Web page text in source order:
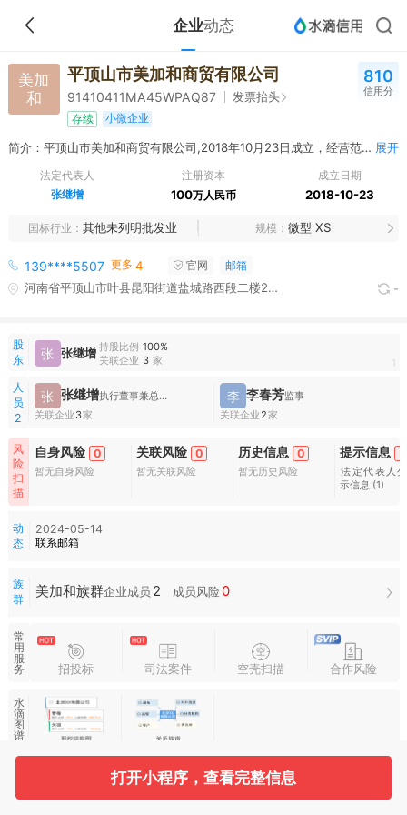
企业动态
美加
和
平顶山市美加和商贸有限公司
91410411MA45WPAQ87 发票抬头
存续 小微企业
810
信用分
简介：平顶山市美加和商贸有限公司,2018年10月23日成立，经营范围包括一般项目：食品用塑料包装容器工具制品销售；农副产品销售；日用百货销售；家用电器销售；游艺及娱乐用品销售；第二类医疗器械销售；医护人员防护用品零售；医用口罩零售；日用口罩（非医用）销售；消毒剂销售（不含危险化学品）；卫生用品和一次性使用医疗用品销售；劳动保护用品销售；家具零配件销售；五金产品零售；食用农产品零售；针纺织品销售；服装服饰零售；鞋帽零售；化妆品零售；礼品花卉销售；母婴用品销售；钟表销售；箱包销售；文具用品零售；体育用品及器材零售；珠宝首饰零售；照相器材及望远镜零售；玩具销售；玩具、动漫及游艺用品销售；通信设备销售；水产品零售；互联网设备销售；互联网销售（除销售需要许可的商品）；办公用品销售；金银制品销售；工艺美术品及礼仪用品制造（象牙及其制品除外）；新鲜水果零售；鲜肉零售；鲜蛋零售；食品销售（仅销售预包装食品）（除依法须经批准的项目外，凭营业执照依法自主开展经营活动）许可项目：出版物零售；餐饮服务；理发服务；生活美容服务；酒类经营；烟草制品零售；电子烟零售（依法须经批准的项目，经相关部门批准后方可开展经营活动，具体经营项目以相关部门批准文件或许可证件为准） 展开
法定代表人
张继增
注册资本
100万人民币
成立日期
2018-10-23
国标行业 其他未列明批发业 规模 微型 XS
139****5507 更多 4 官网 邮箱
河南省平顶山市叶县昆阳街道盐城路西段二楼201室 -
股
东
张 张继增 持股比例 100%
关联企业 3 家 1
人
员
2
张 张继增
执行董事兼总经理,财务负责人
关联企业 3家
李 李春芳监事
关联企业2家
风
险
扫
描
自身风险 0
暂无自身风险
关联风险 0
暂无关联风险
历史信息 0
暂无历史风险
提示信息
法定代表人
示信息 (1)
动
态
2024-05-14
联系邮箱
族
群
美加和族群企业成员 2 成员风险0
常
用
服
务
招投标 司法案件 空壳扫描 合作风险
水
滴
图
谱
基本信息
打开小程序，查看完整信息